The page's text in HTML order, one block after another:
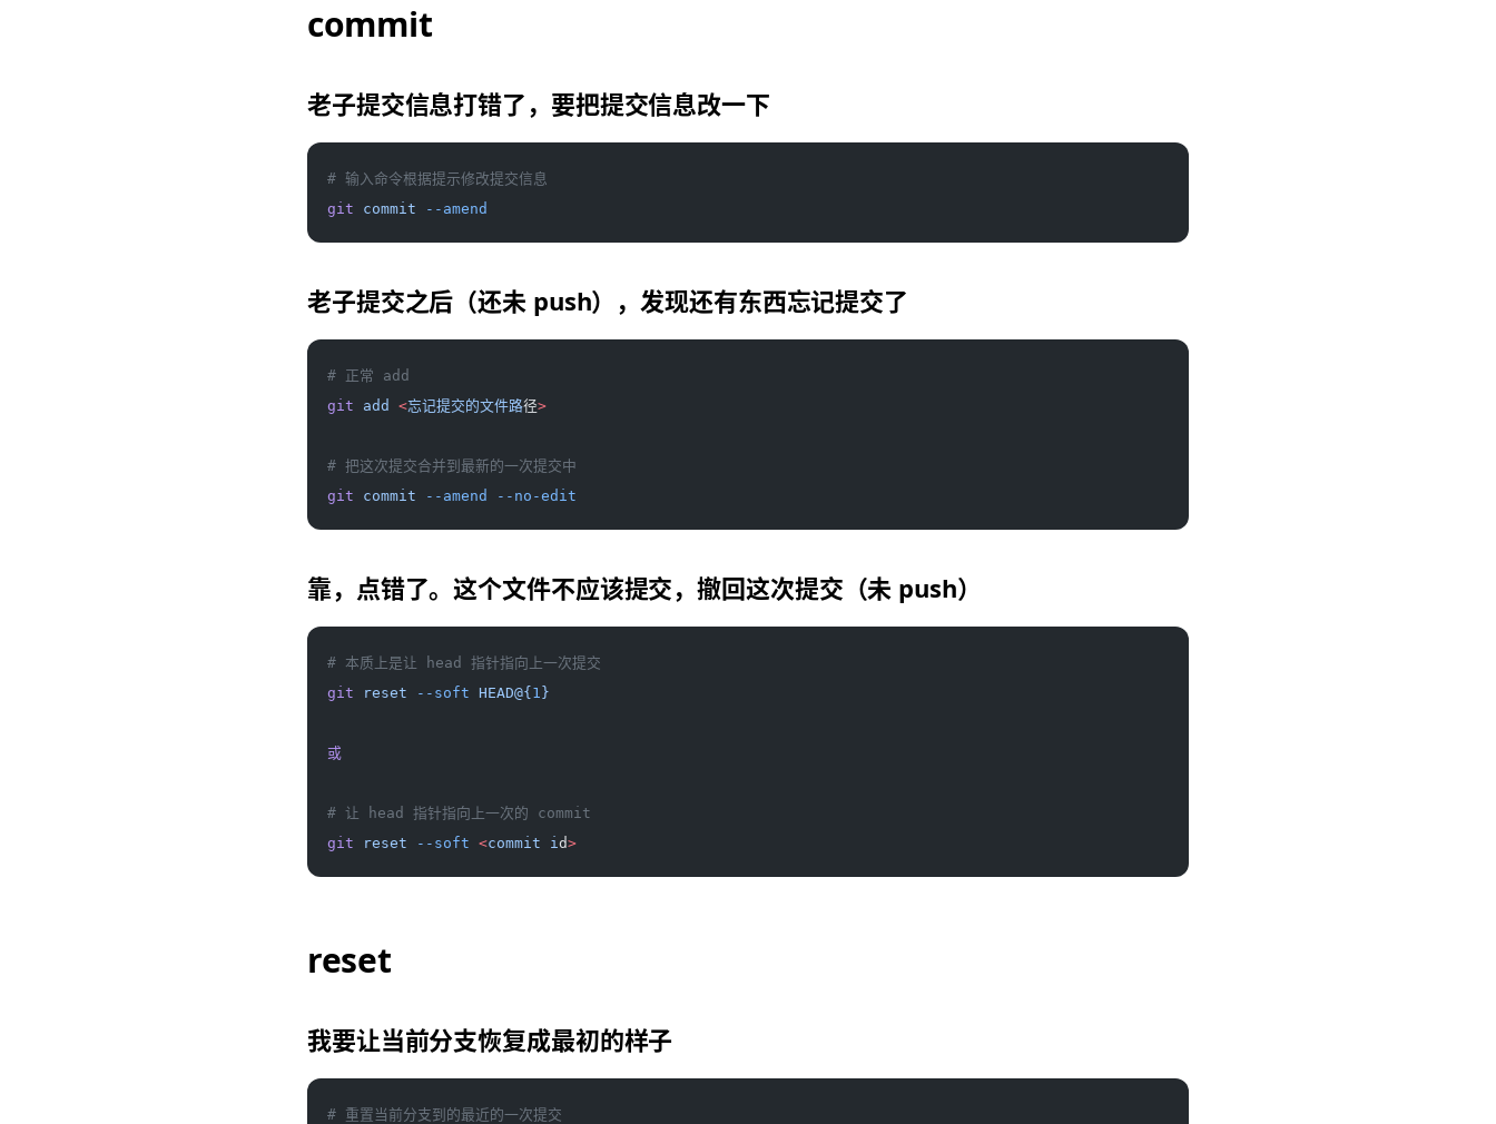
commit
老子提交信息打错了，要把提交信息改一下
# 输入命令根据提示修改提交信息
git commit --amend
老子提交之后（还未 push），发现还有东西忘记提交了
# 正常 add
git add <忘记提交的文件路径>
# 把这次提交合并到最新的一次提交中
git commit --amend --no-edit
靠，点错了。这个文件不应该提交，撤回这次提交（未 push）
# 本质上是让 head 指针指向上一次提交
git reset --soft HEAD@{ 1 }
或
# 让 head 指针指向上一次的 commit
git reset --soft <commit id>
reset
我要让当前分支恢复成最初的样子
# 重置当前分支到的最近的一次提交